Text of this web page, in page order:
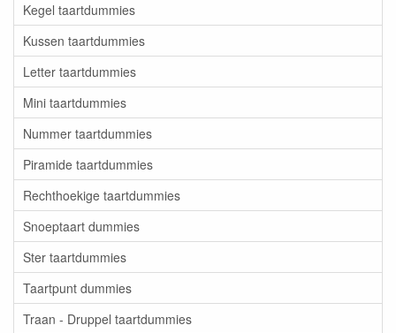
Kegel taartdummies
Kussen taartdummies
Letter taartdummies
Mini taartdummies
Nummer taartdummies
Piramide taartdummies
Rechthoekige taartdummies
Snoeptaart dummies
Ster taartdummies
Taartpunt dummies
Traan - Druppel taartdummies